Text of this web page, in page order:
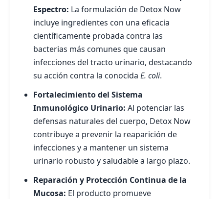
Espectro: La formulación de Detox Now
incluye ingredientes con una eficacia
científicamente probada contra las
bacterias más comunes que causan
infecciones del tracto urinario, destacando
su acción contra la conocida E. coli.
Fortalecimiento del Sistema
Inmunológico Urinario: Al potenciar las
defensas naturales del cuerpo, Detox Now
contribuye a prevenir la reaparición de
infecciones y a mantener un sistema
urinario robusto y saludable a largo plazo.
Reparación y Protección Continua de la
Mucosa: El producto promueve